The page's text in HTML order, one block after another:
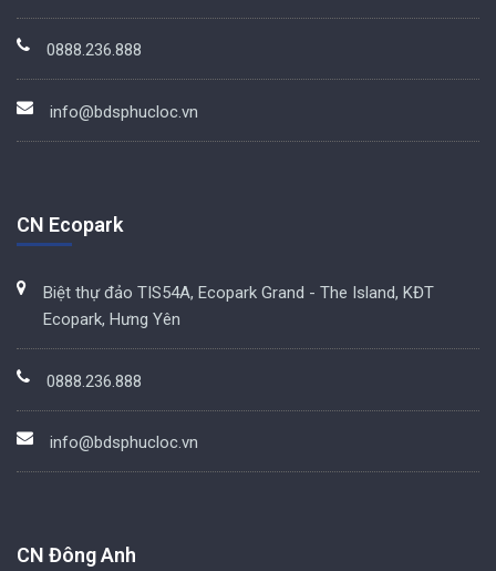
0888.236.888
info@bdsphucloc.vn
CN Ecopark
Biệt thự đảo TIS54A, Ecopark Grand - The Island, KĐT
Ecopark, Hưng Yên
0888.236.888
info@bdsphucloc.vn
CN Đông Anh